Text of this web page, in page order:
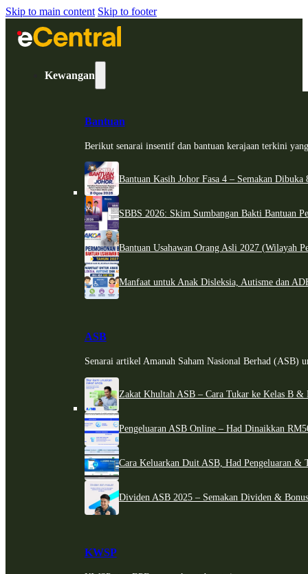
Skip to main content Skip to footer
Kewangan
Bantuan
Berikut senarai insentif dan bantuan kerajaan terkini
Bantuan Kasih Johor Fasa 4 – Semakan
SBBS 2026: Skim Sumbangan Bakti Bantuan
Bantuan Usahawan Orang Asli 2027 (Wilayah
Manfaat untuk Anak Disleksia, Autisme dan
ASB
Senarai artikel Amanah Saham Nasional Berhad (ASB)
Zakat Khultah ASB – Cara Tukar ke Kelas B &
Pengeluaran ASB Online – Had Dinaikkan
Cara Keluarkan Duit ASB, Had Pengeluaran &
Dividen ASB 2025 – Semakan Dividen &
KWSP